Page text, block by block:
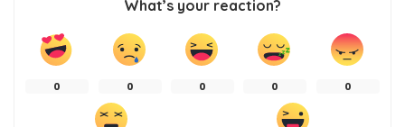
What’s your reaction?
0 0 0 0 0